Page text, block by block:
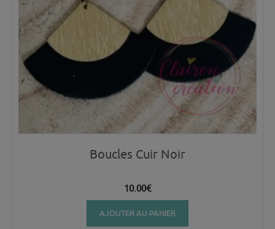
Boucles Cuir Noir
10.00€
AJOUTER AU PANIER